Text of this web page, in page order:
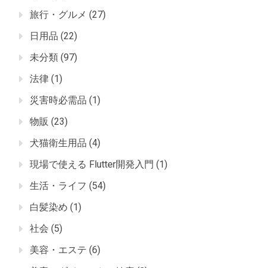
旅行・グルメ (27)
日用品 (22)
未分類 (97)
法律 (1)
災害時必需品 (1)
物販 (23)
犬猫衛生用品 (4)
現場で使える Flutter開発入門 (1)
生活・ライフ (54)
白髪染め (1)
社会 (5)
美容・エステ (6)